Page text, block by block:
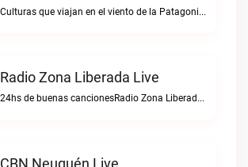
Culturas que viajan en el viento de la PatagoniaFM Ciudad 90.1 live
Radio Zona Liberada Live
24hs de buenas cancionesRadio Zona Liberada live
CBN Neuquén Live